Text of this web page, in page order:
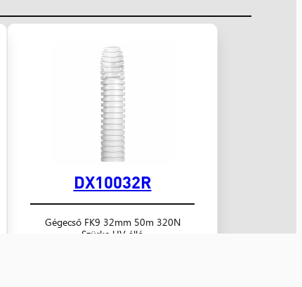
DX10032R
Gégecső FK9 32mm 50m 320N
Szürke UV álló